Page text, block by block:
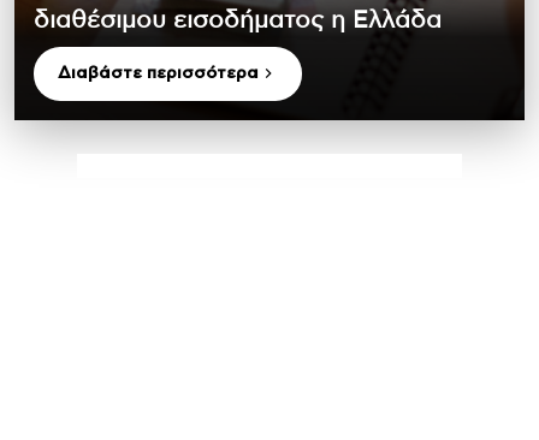
διαθέσιμου εισοδήματος η Ελλάδα
Διαβάστε περισσότερα